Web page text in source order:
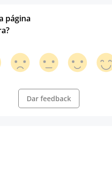
página
Dar feedback